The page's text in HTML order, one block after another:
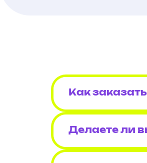
Как
Делаете ли